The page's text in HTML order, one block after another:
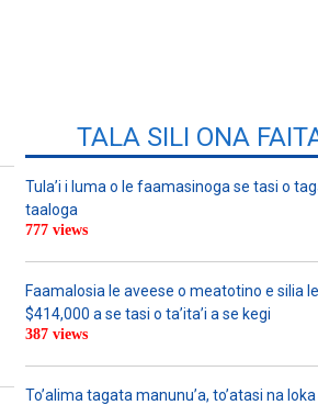
TALA SILI ONA
Tula’i i luma o le faamasinoga se tasi o
taaloga
777 views
Faamalosia le aveese o meatotino e silia
$414,000 a se tasi o ta’ita’i a se kegi
387 views
To’alima tagata manunu’a, to’atasi na